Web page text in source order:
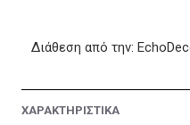
Διάθεση από την:
ΧΑΡΑΚΤΗΡΙΣΤΙΚΑ